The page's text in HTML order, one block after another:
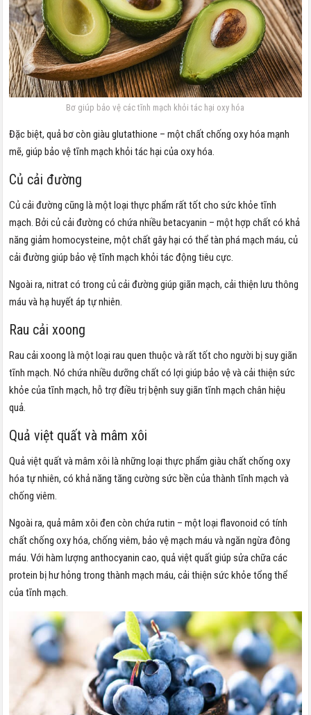
Bơ giúp bảo vệ các tĩnh mạch khỏi tác hại oxy hóa
Đặc biệt, quả bơ còn giàu glutathione – một chất chống oxy hóa mạnh
mẽ, giúp bảo vệ tĩnh mạch khỏi tác hại của oxy hóa.
Củ cải đường
Củ cải đường cũng là một loại thực phẩm rất tốt cho sức khỏe tĩnh
mạch. Bởi củ cải đường có chứa nhiều betacyanin – một hợp chất có khả
năng giảm homocysteine, một chất gây hại có thể tàn phá mạch máu, củ
cải đường giúp bảo vệ tĩnh mạch khỏi tác động tiêu cực.
Ngoài ra, nitrat có trong củ cải đường giúp giãn mạch, cải thiện lưu thông
máu và hạ huyết áp tự nhiên.
Rau cải xoong
Rau cải xoong là một loại rau quen thuộc và rất tốt cho người bị suy giãn
tĩnh mạch. Nó chứa nhiều dưỡng chất có lợi giúp bảo vệ và cải thiện sức
khỏe của tĩnh mạch, hỗ trợ điều trị bệnh suy giãn tĩnh mạch chân hiệu
quả.
Quả việt quất và mâm xôi
Quả việt quất và mâm xôi là những loại thực phẩm giàu chất chống oxy
hóa tự nhiên, có khả năng tăng cường sức bền của thành tĩnh mạch và
chống viêm.
Ngoài ra, quả mâm xôi đen còn chứa rutin – một loại flavonoid có tính
chất chống oxy hóa, chống viêm, bảo vệ mạch máu và ngăn ngừa đông
máu. Với hàm lượng anthocyanin cao, quả việt quất giúp sửa chữa các
protein bị hư hỏng trong thành mạch máu, cải thiện sức khỏe tổng thể
của tĩnh mạch.